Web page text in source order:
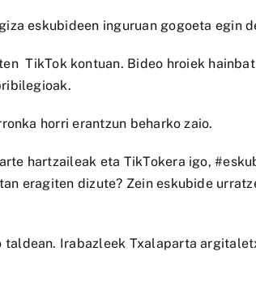
eskubideen inguruan gogoeta egin
TikTok kontuan. Bideo hroiek
horri erantzun beharko zaio.
hartzaileak eta TikTokera igo,
eragiten dizute? Zein eskubide
Irabazleek Txalaparta